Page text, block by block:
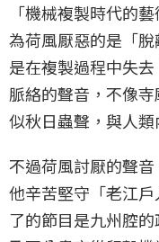
「機械複製時代的
為荷風厭惡的是「
是在複製過程中失
脈絡的聲音，不像
似秋日蟲聲，與人
不過荷風討厭的聲
他辛苦堅守「老江
了的節目是九州腔